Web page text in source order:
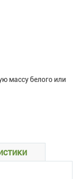
массу белого или